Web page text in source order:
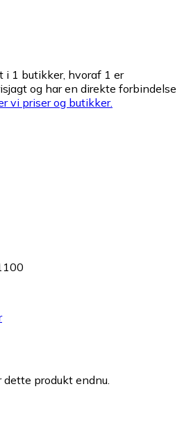
i 1 butikker, hvoraf 1 er
og har en direkte forbindelse
vi priser og butikker.
produkt endnu.